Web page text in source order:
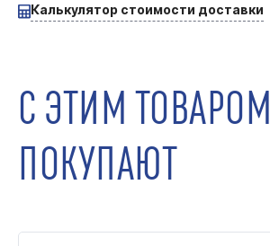
Калькулятор стоимости доставки
С ЭТИМ ТОВАРОМ
ПОКУПАЮТ